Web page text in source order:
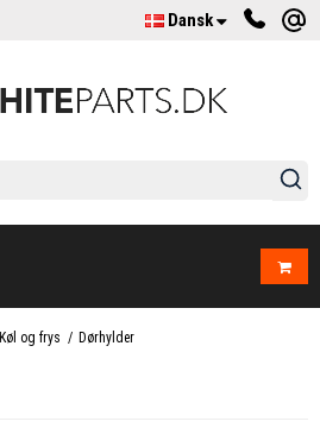
Dansk
Køl og frys / Dørhylder